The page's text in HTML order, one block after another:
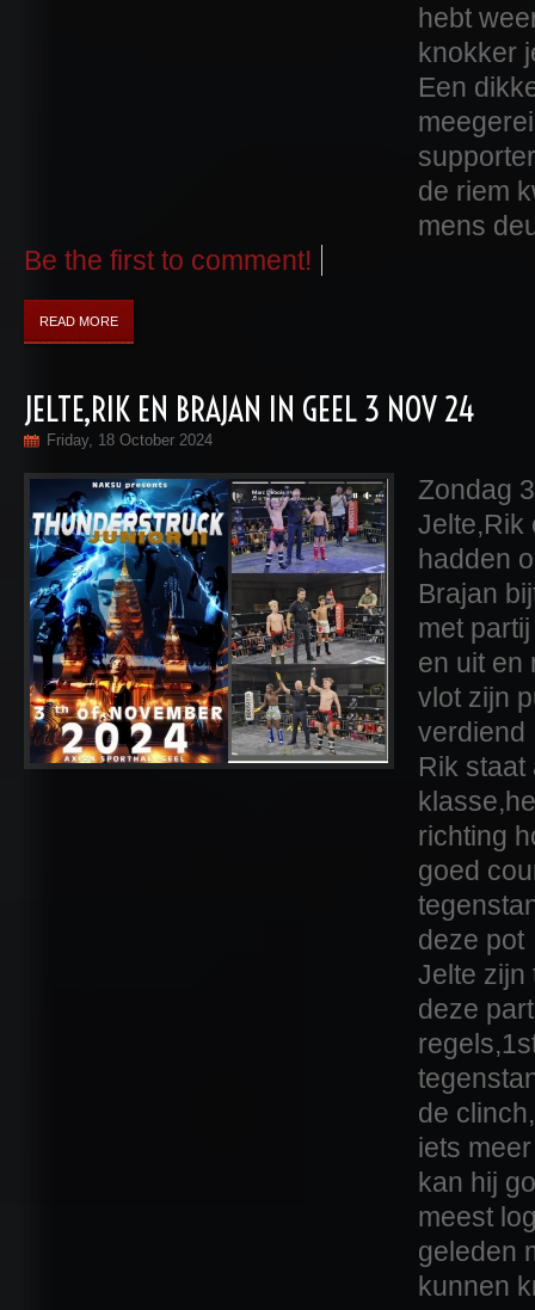
hebt
knokker
Een
de riem
mens
Be the first to comment!
READ MORE
JELTE,RIK EN BRAJAN IN GEEL 3 NOV 24
Friday, 18 October 2024
Zondag
Jelte,Rik
hadden
Brajan
met
en uit en
vlot zijn
verdiend
Rik staat
richting
goed
deze pot
Jelte zijn
deze
de
iets
kan hij
meest
geleden
kunnen